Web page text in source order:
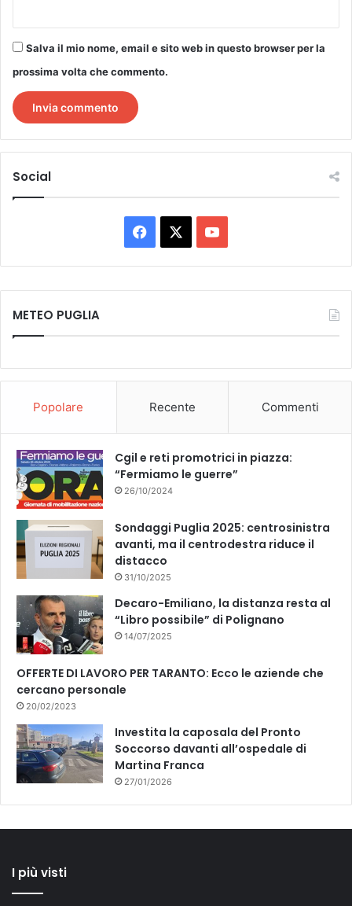
Salva il mio nome, email e sito web in questo browser per la
prossima volta che commento.
Social
Facebook You
Tube
METEO PUGLIA
Popolare Recente Commenti
Cgil e reti promotrici in piazza:
“Fermiamo le guerre”
26/10/2024
Sondaggi Puglia 2025: centrosinistra
avanti, ma il centrodestra riduce il
distacco
31/10/2025
Decaro-Emiliano, la distanza resta al
“Libro possibile” di Polignano
14/07/2025
OFFERTE DI LAVORO PER TARANTO: Ecco le aziende che
cercano personale
20/02/2023
Investita la caposala del Pronto
Soccorso davanti all’ospedale di
Martina Franca
27/01/2026
I più visti